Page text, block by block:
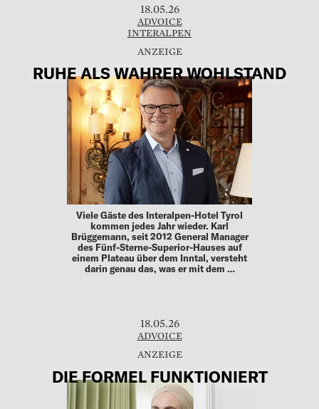
18.05.26
ADVOICE
INTERALPEN
RUHE ALS WAHRER WOHLSTAND
Viele Gäste des Interalpen-Hotel Tyrol
kommen jedes Jahr wieder. Karl
Brüggemann, seit 2012 General Manager
des Fünf-Sterne-Superior-Hauses auf
einem Plateau über dem Inntal, versteht
darin genau das, was er mit dem …
18.05.26
ADVOICE
DIE FORMEL FUNKTIONIERT